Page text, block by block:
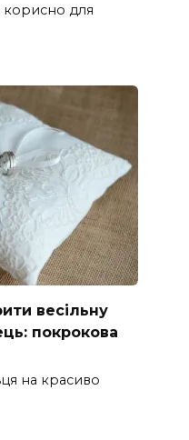
корисно для
весільну
покрокова
на красиво